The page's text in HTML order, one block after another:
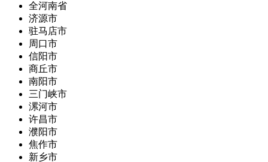
全河南省
济源市
驻马店市
周口市
信阳市
商丘市
南阳市
三门峡市
漯河市
许昌市
濮阳市
焦作市
新乡市